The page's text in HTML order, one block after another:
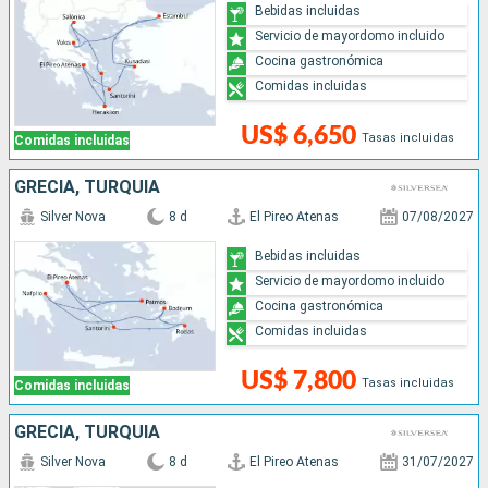
Comidas incluidas US$ 6,650 Tasas incluidas
Bebidas incluidas
Servicio de mayordomo incluido
Cocina gastronómica
Comidas incluidas
GRECIA, TURQUÍA
Comidas incluidas
Silver Nova 8 d El Pireo Atenas 07/08/2027
US$ 7,800 Tasas incluidas
Bebidas incluidas
Servicio de mayordomo incluido
Cocina gastronómica
Comidas incluidas
GRECIA, TURQUÍA
Silver Nova 8 d El Pireo Atenas 31/07/2027